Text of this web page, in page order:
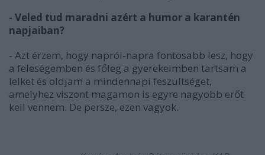
- Veled tud maradni azért a humor a karantén
napjaiban?
- Azt érzem, hogy napról-napra fontosabb lesz, hogy
a feleségemben és főleg a gyerekeimben tartsam a
lelket és oldjam a mindennapi feszültséget,
amelyhez viszont magamon is egyre nagyobb erőt
kell vennem. De persze, ezen vagyok.